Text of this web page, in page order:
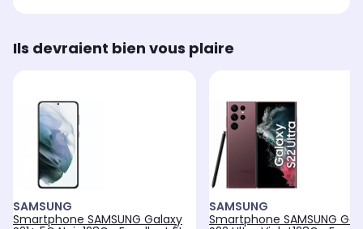
Ils devraient bien vous plaire
SAMSUNG
Smartphone SAMSUNG Galaxy
SAMSUNG
Smartphone SAMSUNG